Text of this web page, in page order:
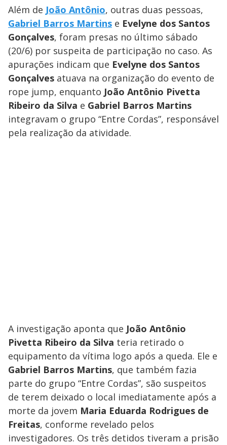
Além de João Antônio, outras duas pessoas,
Gabriel Barros Martins e Evelyne dos Santos
Gonçalves, foram presas no último sábado
(20/6) por suspeita de participação no caso. As
apurações indicam que Evelyne dos Santos
Gonçalves atuava na organização do evento de
rope jump, enquanto João Antônio Pivetta
Ribeiro da Silva e Gabriel Barros Martins
integravam o grupo “Entre Cordas”, responsável
pela realização da atividade.
A investigação aponta que João Antônio
Pivetta Ribeiro da Silva teria retirado o
equipamento da vítima logo após a queda. Ele e
Gabriel Barros Martins, que também fazia
parte do grupo “Entre Cordas”, são suspeitos
de terem deixado o local imediatamente após a
morte da jovem Maria Eduarda Rodrigues de
Freitas, conforme revelado pelos
investigadores. Os três detidos tiveram a prisão